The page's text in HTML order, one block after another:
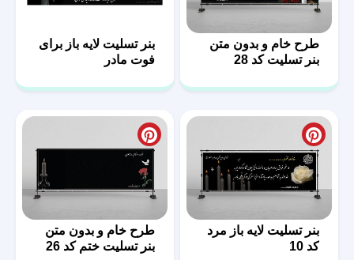
طرح خام و بدون متن
بنر تسلیت کد 28
بنر تسلیت لایه باز برای
فوت مادر
بنر تسلیت لایه باز مرد
کد 10
طرح خام و بدون متن
بنر تسلیت ختم کد 26